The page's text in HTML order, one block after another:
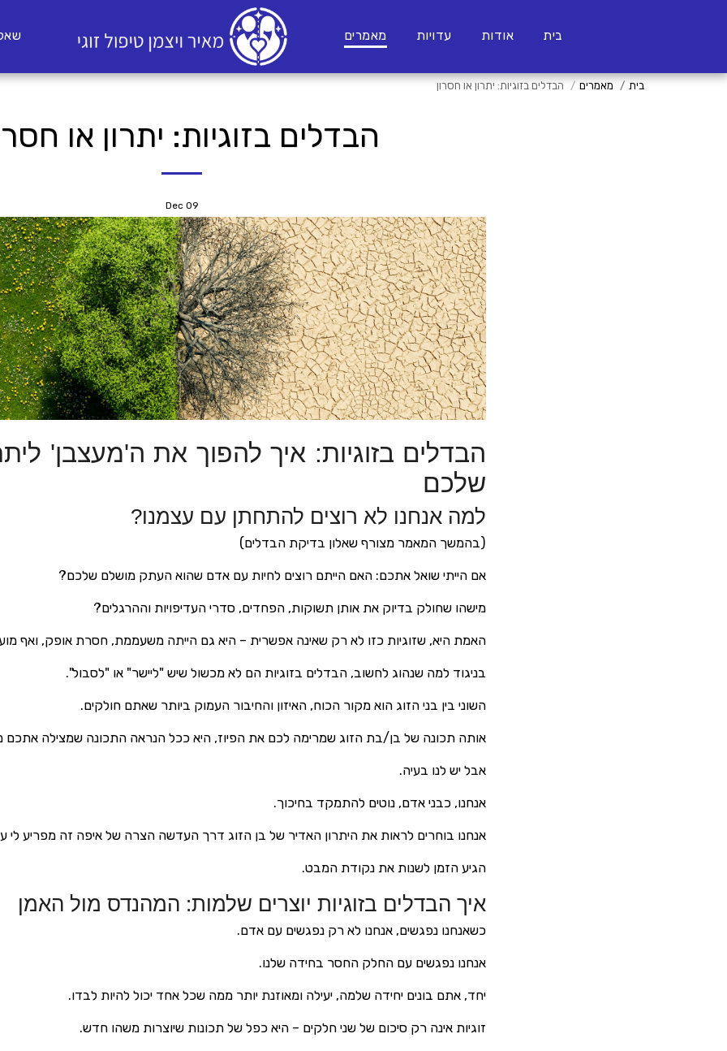
בית אודות עדויות מאמרים
בית מאמרים הבדלים בזוגיות: יתרון או חסרון
הבדלים בזוגיות: יתרון או
09
Dec
הבדלים בזוגיות: איך להפוך את ה'מעצבן'
שלכם
למה אנחנו לא רוצים להתחתן עם עצמנו?
(בהמשך המאמר מצורף שאלון בדיקת הבדלים)
אם הייתי שואל אתכם: האם הייתם רוצים לחיות עם אדם שהוא העתק מושלם שלכם?
מישהו שחולק בדיוק את אותן תשוקות, הפחדים, סדרי העדיפויות וההרגלים?
האמת היא, שזוגיות כזו לא רק שאינה אפשרית – היא גם הייתה משעממת, חסרת אופק, ואף
בניגוד למה שנהוג לחשוב, הבדלים בזוגיות הם לא מכשול שיש "ליישר" או "לסבול".
השוני בין בני הזוג הוא מקור הכוח, האיזון והחיבור העמוק ביותר שאתם חולקים.
אותה תכונה של בן/בת הזוג שמרימה לכם את הפיוז, היא ככל הנראה התכונה שמצילה אתכם
אבל יש לנו בעיה.
אנחנו, כבני אדם, נוטים להתמקד בחיכוך.
אנחנו בוחרים לראות את היתרון האדיר של בן הזוג דרך העדשה הצרה של איפה זה מפריע לי
הגיע הזמן לשנות את נקודת המבט.
איך הבדלים בזוגיות יוצרים שלמות: המהנדס מול האמן
כשאנחנו נפגשים, אנחנו לא רק נפגשים עם אדם.
אנחנו נפגשים עם החלק החסר בחידה שלנו.
יחד, אתם בונים יחידה שלמה, יעילה ומאוזנת יותר ממה שכל אחד יכול להיות לבדו.
זוגיות אינה רק סיכום של שני חלקים – היא כפל של תכונות שיוצרות משהו חדש.